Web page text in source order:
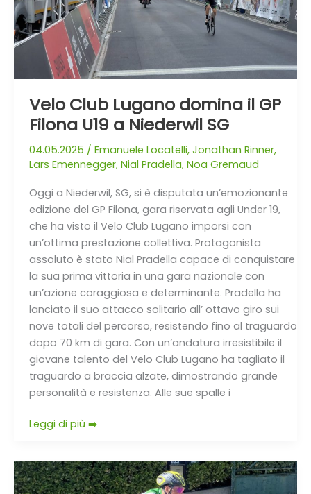
Velo Club Lugano domina il GP
Filona U19 a Niederwil SG
04.05.2025 / Emanuele Locatelli, Jonathan Rinner,
Lars Emennegger, Nial Pradella, Noa Gremaud
Oggi a Niederwil, SG, si è disputata un’emozionante
edizione del GP Filona, gara riservata agli Under 19,
che ha visto il Velo Club Lugano imporsi con
un’ottima prestazione collettiva. Protagonista
assoluto è stato Nial Pradella capace di conquistare
la sua prima vittoria in una gara nazionale con
un’azione coraggiosa e determinante. Pradella ha
lanciato il suo attacco solitario all’ ottavo giro sui
nove totali del percorso, resistendo fino al traguardo
dopo 70 km di gara. Con un’andatura irresistibile il
giovane talento del Velo Club Lugano ha tagliato il
traguardo a braccia alzate, dimostrando grande
personalità e resistenza. Alle sue spalle i
il
GP
Filona
SG
Leggi di più ➡️
Velo
Club